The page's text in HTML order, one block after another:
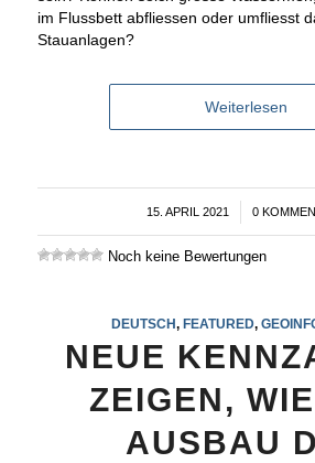
im Flussbett abfliessen oder umfliesst
Stauanlagen?
Weiterlesen
15. APRIL 2021
/ 0
Noch keine Bewertungen
DEUTSCH,FEATURED,
NEUE
ZEIGEN,
AUSBAU